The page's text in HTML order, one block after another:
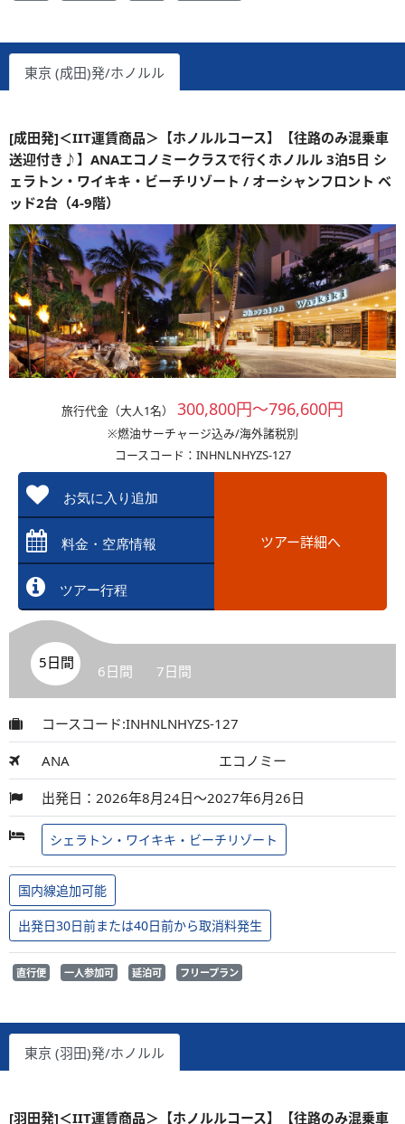
東京 (成田)発/ホノルル
[成田発]＜IIT運賃商品＞【ホノルルコース】【往路のみ混乗車
送迎付き♪】ANAエコノミークラスで行くホノルル 3泊5日 シ
ェラトン・ワイキキ・ビーチリゾート / オーシャンフロント ベ
ッド2台（4-9階）
旅行代金（大人1名） 300,800円～796,600円
※燃油サーチャージ込み/海外諸税別
コースコード：INHNLNHYZS-127
お気に入り追加
料金・空席情報
ツアー行程
ツアー詳細へ
5日間 6日間 7日間
コースコード:INHNLNHYZS-127
ANA エコノミー
出発日：2026年8月24日～2027年6月26日
シェラトン・ワイキキ・ビーチリゾート
国内線追加可能
出発日30日前または40日前から取消料発生
直行便 一人参加可 延泊可 フリープラン
東京 (羽田)発/ホノルル
[羽田発]＜IIT運賃商品＞【ホノルルコース】【往路のみ混乗車